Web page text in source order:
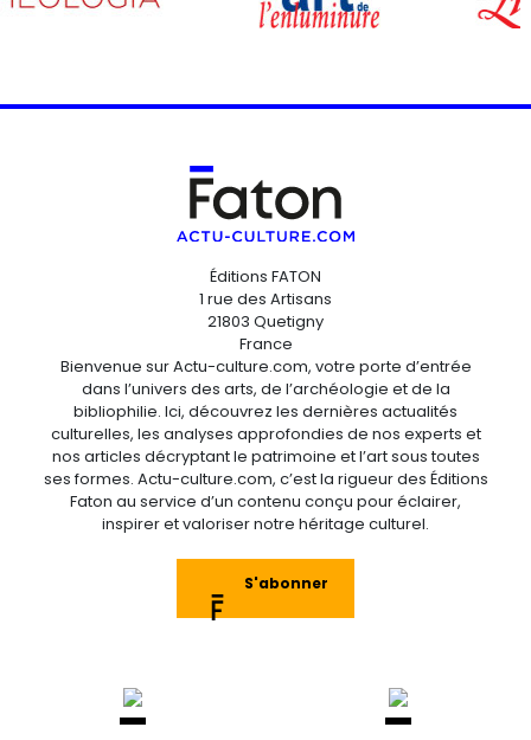
Éditions FATON
1 rue des Artisans
21803 Quetigny
France
Bienvenue sur Actu-culture.com, votre porte d’entrée
dans l’univers des arts, de l’archéologie et de la
bibliophilie. Ici, découvrez les dernières actualités
culturelles, les analyses approfondies de nos experts et
nos articles décryptant le patrimoine et l’art sous toutes
ses formes. Actu-culture.com, c’est la rigueur des Éditions
Faton au service d’un contenu conçu pour éclairer,
inspirer et valoriser notre héritage culturel.
S'abonner